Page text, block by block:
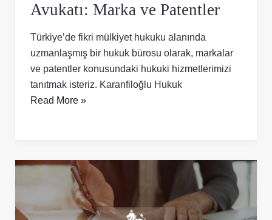
Avukatı: Marka ve Patentler
Türkiye’de fikri mülkiyet hukuku alanında
uzmanlaşmış bir hukuk bürosu olarak, markalar
ve patentler konusundaki hukuki hizmetlerimizi
tanıtmak isteriz. Karanfiloğlu Hukuk
Read More »
Kamu
KÖİ